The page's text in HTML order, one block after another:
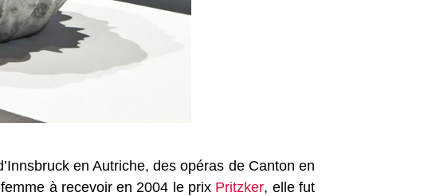
en Autriche, des opéras de Canton en
à recevoir en 2004 le prix Pritzker, elle fut